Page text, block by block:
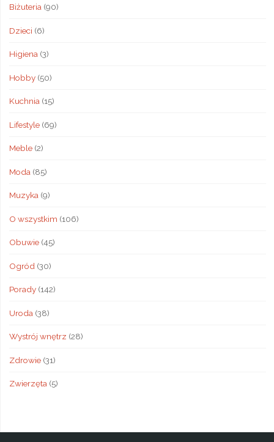
Biżuteria(90)
Dzieci (6)
Higiena(3)
Hobby(50)
Kuchnia(15)
Lifestyle(69)
Meble(2)
Moda (85)
Muzyka(9)
O wszystkim (106)
Obuwie(45)
Ogród (30)
Porady(142)
Uroda (38)
Wystrój wnętrz (28)
Zdrowie(31)
Zwierzęta(5)